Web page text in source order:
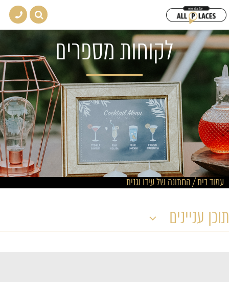
לקוחות מספרים
עמוד בית/החתונה של עידו וגנית
תוכן עניינים